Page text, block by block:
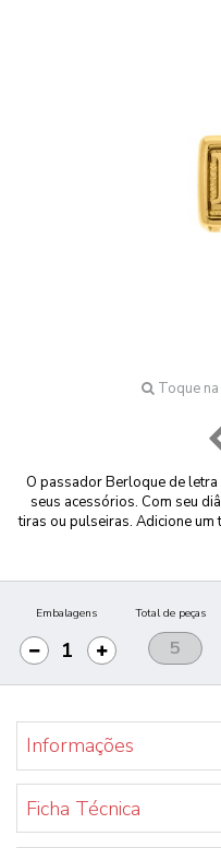
Toque
O passador Berloque de
seus acessórios. Com seu
tiras ou pulseiras. Adicione um
Embalagens Total de peças
Informações
Ficha Técnica